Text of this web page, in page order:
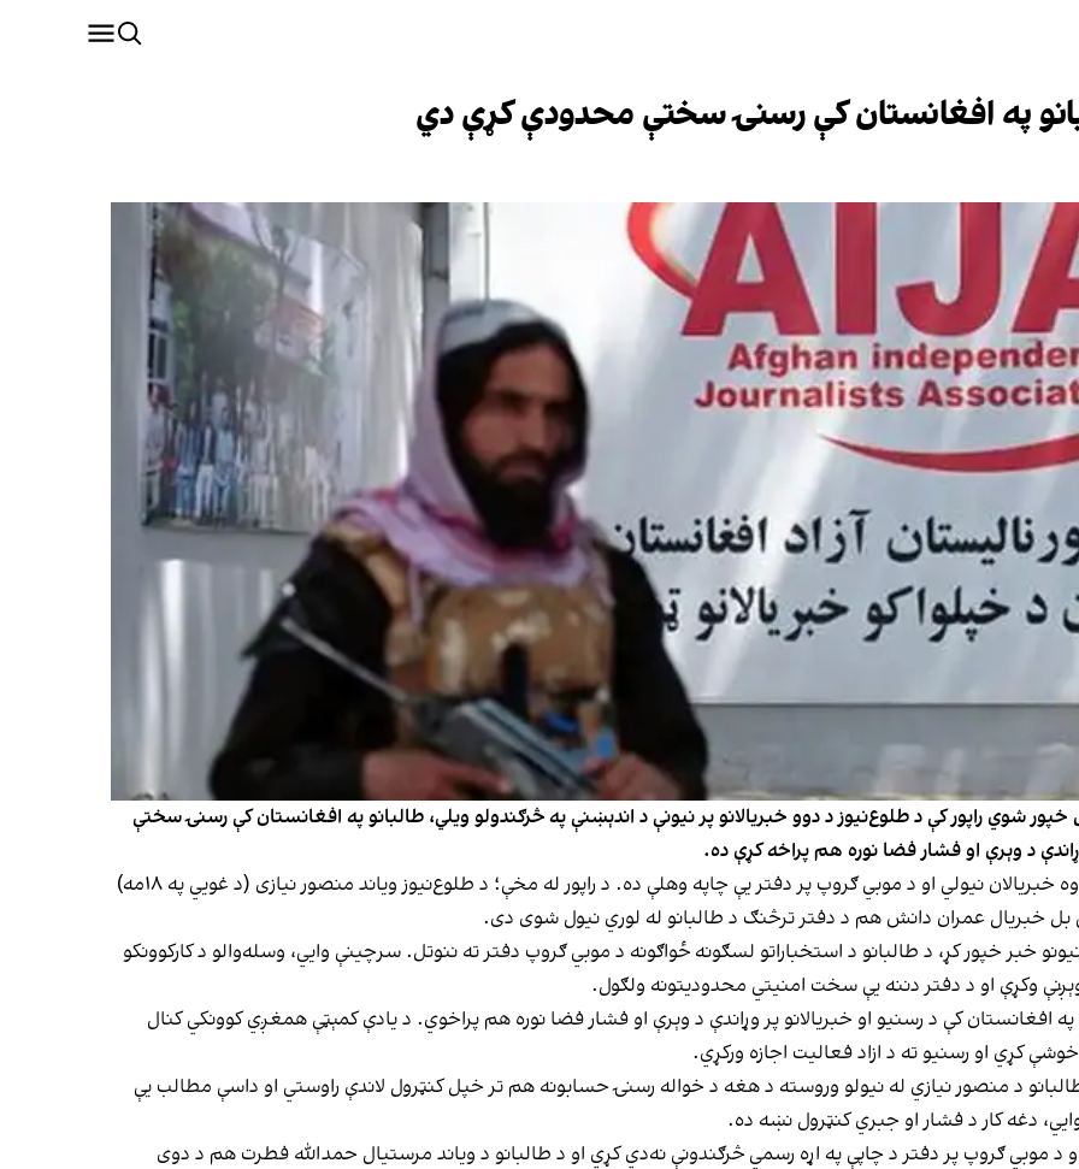
په افغانستان کې رسنۍ سختې محدودې کړې دي
شوي راپور کې د طلوع‌نیوز د دوو خبریالانو پر نیونې د اندېښنې په څرګندولو ويلي، طالبانو په افغانستان کې رسنۍ سختې
د وېرې او فشار فضا نوره هم پراخه کړې ده.
په راپور کې راغلي، چې د طالبانو استخباراتو د طلوع‌نیوز دوه خبریالان نیولي او د موبي ګروپ پر دفتر یې چاپه وهلې ده. د راپور له مخې؛ د طلوع‌نیوز ویاند منصور نیازی (د غویي په ۱۸مه)
خبریال عمران دانش هم د دفتر ترڅنګ د طالبانو له لوري نیول شوی دی.
دغه نیونو خبر خپور کړ، د طالبانو د استخباراتو لسګونه ځواګونه د موبي ګروپ دفتر ته ننوتل. سرچینې وايي، وسله‌والو د کارکوونکو
وکړې او د دفتر دننه یې سخت امنیتي محدودیتونه ولګول.
په افغانستان کې د رسنیو او خبریالانو پر وړاندې د وېرې او فشار فضا نوره هم پراخوي. د یادې کمېټې همغږي کوونکي کنال
کړي او رسنیو ته د ازاد فعالیت اجازه ورکړي.
د منصور نیازي له نیولو وروسته د هغه د خواله رسنۍ حسابونه هم تر خپل کنټرول لاندې راوستي او داسې مطالب یې
دغه کار د فشار او جبري کنټرول نښه ده.
د موبي ګروپ پر دفتر د چاپې په اړه رسمي څرګندونې نه‌دي کړي او د طالبانو د ویاند مرستیال حمدالله فطرت هم د دوی